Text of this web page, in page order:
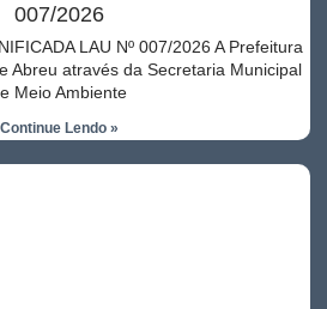
007/2026
LAU Nº 007/2026 A Prefeitura
Abreu através da Secretaria Municipal
Meio Ambiente
Continue Lendo »